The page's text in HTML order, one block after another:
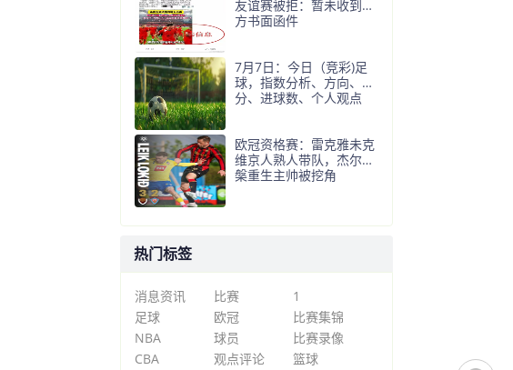
友谊赛被拒：暂未收到对
方书面函件
7月7日：今日（竞彩)足
球，指数分析、方向、比
分、进球数、个人观点
欧冠资格赛：雷克雅未克
维京人熟人带队，杰尔涅
槃重生主帅被挖角
热门标签
消息资讯 比赛
1
足球
欧冠
比赛集锦
NBA
球员
比赛录像
CBA
观点评论 篮球